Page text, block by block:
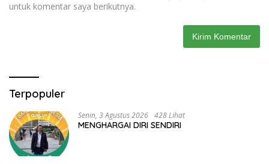
untuk komentar saya berikutnya.
Terpopuler
Senin, 3 Agustus 2026 428 Lihat
MENGHARGAI DIRI SENDIRI